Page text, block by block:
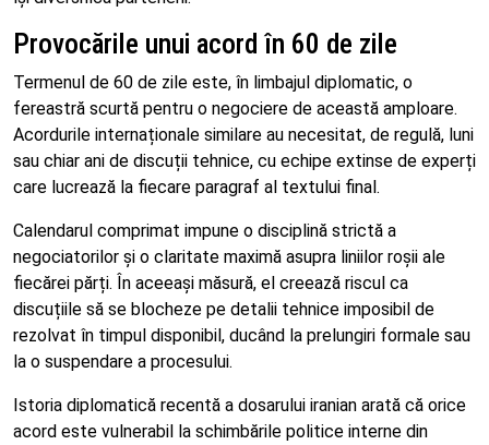
Provocările unui acord în 60 de zile
Termenul de 60 de zile este, în limbajul diplomatic, o
fereastră scurtă pentru o negociere de această amploare.
Acordurile internaționale similare au necesitat, de regulă, luni
sau chiar ani de discuții tehnice, cu echipe extinse de experți
care lucrează la fiecare paragraf al textului final.
Calendarul comprimat impune o disciplină strictă a
negociatorilor și o claritate maximă asupra liniilor roșii ale
fiecărei părți. În aceeași măsură, el creează riscul ca
discuțiile să se blocheze pe detalii tehnice imposibil de
rezolvat în timpul disponibil, ducând la prelungiri formale sau
la o suspendare a procesului.
Istoria diplomatică recentă a dosarului iranian arată că orice
acord este vulnerabil la schimbările politice interne din